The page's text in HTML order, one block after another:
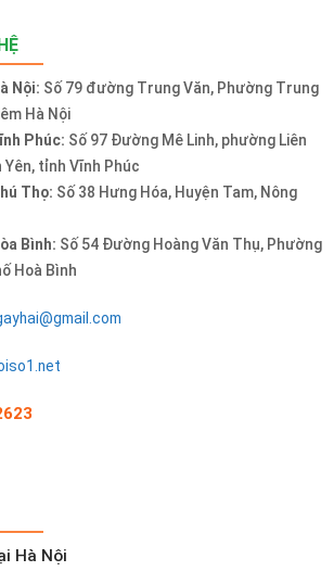
Nội: Số 79 đường Trung Văn, Phường Trung
Hà Nội
Phúc: Số 97 Đường Mê Linh, phường Liên
Yên, tỉnh Vĩnh Phúc
Thọ: Số 38 Hưng Hóa, Huyện Tam, Nông
Bình: Số 54 Đường Hoàng Văn Thụ, Phường
Hoà Bình
Hà Nội